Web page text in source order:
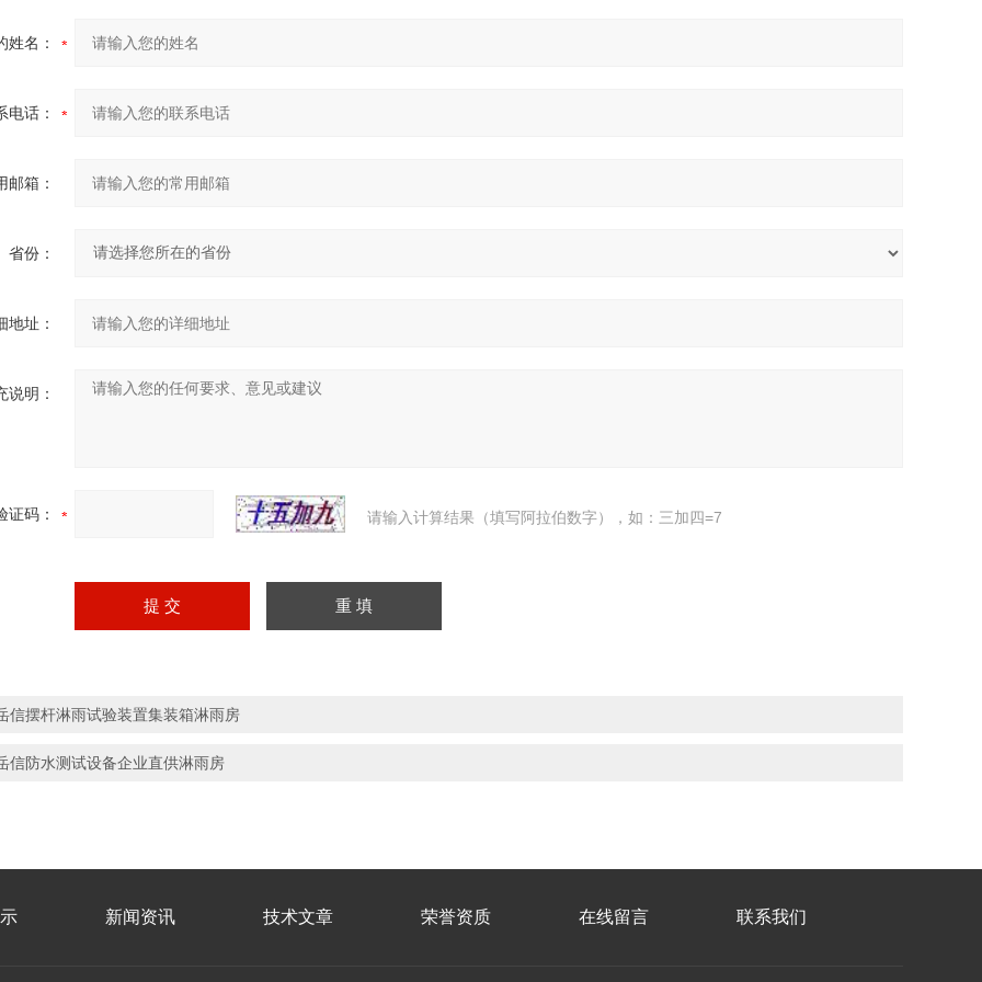
姓名：
电话：
邮箱：
省份：
地址：
说明：
证码： 请输入计算结果（填写阿拉伯数字），如：三加四=7
信摆杆淋雨试验装置集装箱淋雨房
信防水测试设备企业直供淋雨房
新闻资讯 技术文章 荣誉资质 在线留言 联系我们